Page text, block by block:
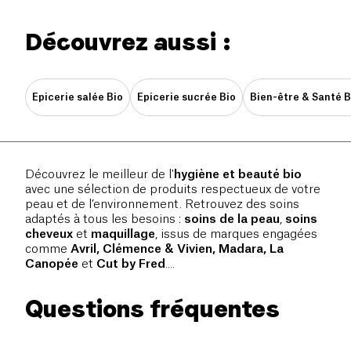
Découvrez aussi :
Epicerie salée Bio Epicerie sucrée Bio Bien-être & Santé
Découvrez le meilleur de l' hygiène et beauté bio
avec une sélection de produits respectueux de votre
peau et de l’environnement. Retrouvez des soins
adaptés à tous les besoins : soins de la peau soins
cheveux et maquillage , issus de marques engagées
comme Avril, Clémence & Vivien, Madara, La
Canopée et Cut by Fred
Questions fréquentes